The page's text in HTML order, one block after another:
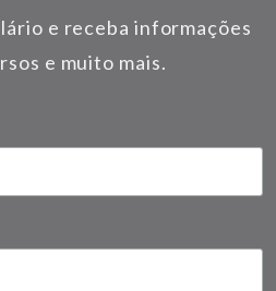
e receba informações
e muito mais.